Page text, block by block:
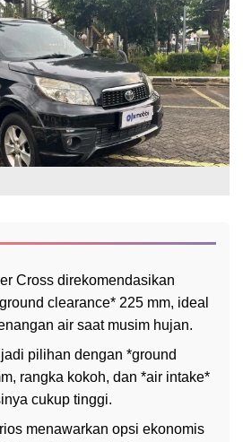
Cross direkomendasikan
clearance* 225 mm, ideal
air saat musim hujan.
pilihan dengan *ground
rangka kokoh, dan *air intake*
cukup tinggi.
menawarkan opsi ekonomis